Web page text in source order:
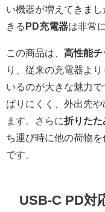
い機器が増えてきま
きる PD充電器は非常
この商品は、 高性能チ
り、従来の充電器よ
いるのが大きな魅力
ばりにくく、外出先
ます。さらに折りたた
ち運び時に他の荷物
です。
USB-C PD対